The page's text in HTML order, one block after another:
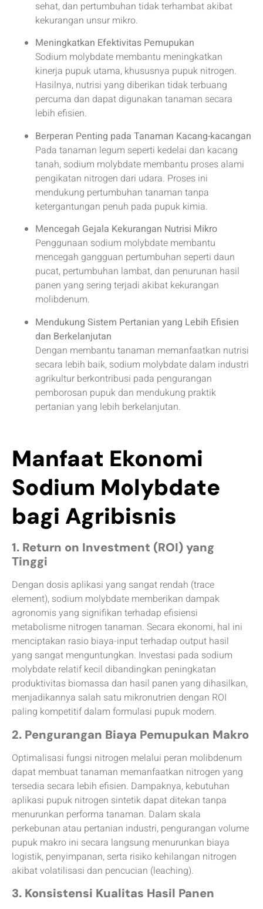
sehat, dan pertumbuhan tidak terhambat akibat
kekurangan unsur mikro.
Meningkatkan Efektivitas Pemupukan
Sodium molybdate membantu meningkatkan
kinerja pupuk utama, khususnya pupuk nitrogen.
Hasilnya, nutrisi yang diberikan tidak terbuang
percuma dan dapat digunakan tanaman secara
lebih efisien.
Berperan Penting pada Tanaman Kacang-kacangan
Pada tanaman legum seperti kedelai dan kacang
tanah, sodium molybdate membantu proses alami
pengikatan nitrogen dari udara. Proses ini
mendukung pertumbuhan tanaman tanpa
ketergantungan penuh pada pupuk kimia.
Mencegah Gejala Kekurangan Nutrisi Mikro
Penggunaan sodium molybdate membantu
mencegah gangguan pertumbuhan seperti daun
pucat, pertumbuhan lambat, dan penurunan hasil
panen yang sering terjadi akibat kekurangan
molibdenum.
Mendukung Sistem Pertanian yang Lebih Efisien
dan Berkelanjutan
Dengan membantu tanaman memanfaatkan nutrisi
secara lebih baik, sodium molybdate dalam industri
agrikultur berkontribusi pada pengurangan
pemborosan pupuk dan mendukung praktik
pertanian yang lebih berkelanjutan.
Manfaat Ekonomi
Sodium Molybdate
bagi Agribisnis
1. Return on Investment (ROI) yang
Tinggi
Dengan dosis aplikasi yang sangat rendah (trace
element), sodium molybdate memberikan dampak
agronomis yang signifikan terhadap efisiensi
metabolisme nitrogen tanaman. Secara ekonomi, hal ini
menciptakan rasio biaya-input terhadap output hasil
yang sangat menguntungkan. Investasi pada sodium
molybdate relatif kecil dibandingkan peningkatan
produktivitas biomassa dan hasil panen yang dihasilkan,
menjadikannya salah satu mikronutrien dengan ROI
paling kompetitif dalam formulasi pupuk modern.
2. Pengurangan Biaya Pemupukan Makro
Optimalisasi fungsi nitrogen melalui peran molibdenum
dapat membuat tanaman memanfaatkan nitrogen yang
tersedia secara lebih efisien. Dampaknya, kebutuhan
aplikasi pupuk nitrogen sintetik dapat ditekan tanpa
menurunkan performa tanaman. Dalam skala
perkebunan atau pertanian industri, pengurangan volume
pupuk makro ini secara langsung menurunkan biaya
logistik, penyimpanan, serta risiko kehilangan nitrogen
akibat volatilisasi dan pencucian (leaching).
3. Konsistensi Kualitas Hasil Panen